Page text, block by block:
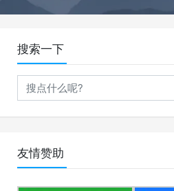
搜索一下
友情赞助